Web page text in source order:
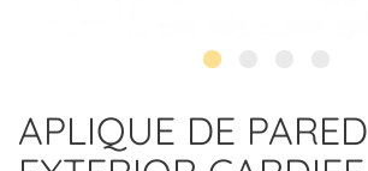
APLIQUE DE PARED